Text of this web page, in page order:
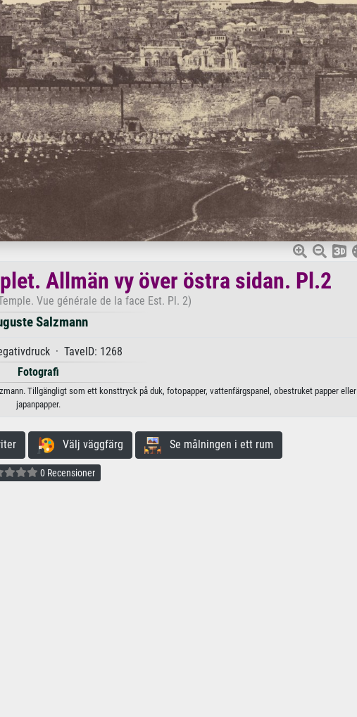
Allmän vy över östra sidan. Pl.2
Vue générale de la face Est. Pl. 2)
Salzmann
· TavelD: 1268
Fotografi
Tillgängligt som ett konsttryck på duk, fotopapper, vattenfärgspanel, obestruket papper eller
japanpapper.
Välj väggfärg Se målningen i ett rum
0 Recensioner